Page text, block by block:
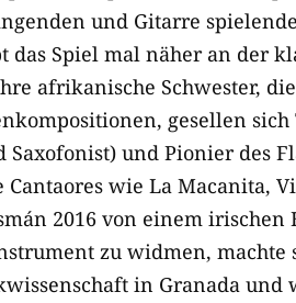
und Gitarre
das Spiel mal näher an der
afrikanische Schwester,
gesellen
und Pionier des
wie La Macanita,
2016 von einem
zu widmen,
in Granada und